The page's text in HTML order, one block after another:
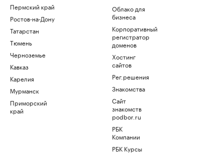
Пермский край
Ростов-на-Дону
Татарстан
Тюмень
Черноземье
Кавказ
Карелия
Мурманск
Приморский
край
Облако для
бизнеса
Корпоративный
регистратор
доменов
Хостинг
сайтов
Рег.решения
Знакомства
Сайт
знакомств
podbor.ru
РБК
Компании
РБК Курсы